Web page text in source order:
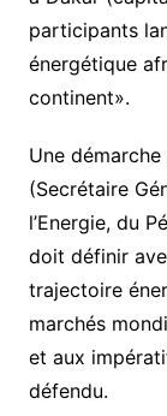
participants
énergétique
continent».
Une
(Secrétaire
l’Energie, du
doit définir
trajectoire
marchés
et aux
défendu.